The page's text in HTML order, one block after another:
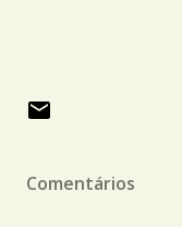
Comentários